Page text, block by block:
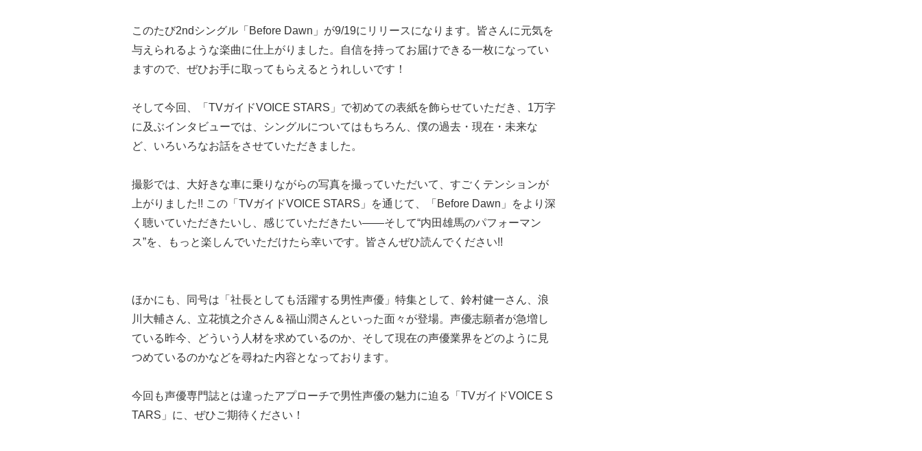
このたび2ndシングル「Before Dawn」が9/19にリリースになります。皆さんに元気を
与えられるような楽曲に仕上がりました。自信を持ってお届けできる一枚になってい
ますので、ぜひお手に取ってもらえるとうれしいです！
そして今回、「TVガイドVOICE STARS」で初めての表紙を飾らせていただき、1万字
に及ぶインタビューでは、シングルについてはもちろん、僕の過去・現在・未来な
ど、いろいろなお話をさせていただきました。
撮影では、大好きな車に乗りながらの写真を撮っていただいて、すごくテンションが
上がりました!! この「TVガイドVOICE STARS」を通じて、「Before Dawn」をより深
く聴いていただきたいし、感じていただきたい――そして“内田雄馬のパフォーマン
ス”を、もっと楽しんでいただけたら幸いです。皆さんぜひ読んでください!!
ほかにも、同号は「社長としても活躍する男性声優」特集として、鈴村健一さん、浪
川大輔さん、立花慎之介さん＆福山潤さんといった面々が登場。声優志願者が急増し
ている昨今、どういう人材を求めているのか、そして現在の声優業界をどのように見
つめているのかなどを尋ねた内容となっております。
今回も声優専門誌とは違ったアプローチで男性声優の魅力に迫る「TVガイドVOICE S
TARS」に、ぜひご期待ください！